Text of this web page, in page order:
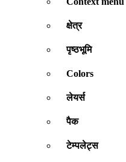
क्षेत्र
पृष्ठभूमि
Colors
लेयर्स
पैक
टेम्पलेट्स